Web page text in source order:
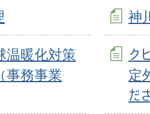
神
温暖化対策
事務事業
ク
定
だ